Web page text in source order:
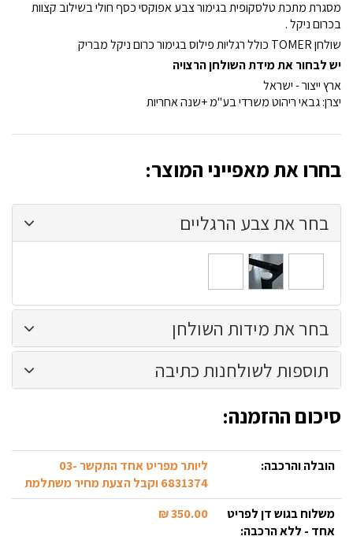
מסגרת מתכת טלסקופית בגימור צבע אפוקסי כסף חולי בשילוב קצוות
בכרום ניקל .
שולחן TOMER כולל רגליות פילוס בגימור כרום ניקל מבריק
יש לבחור את מידת השולחן הרצויה
ארץ ייצור - ישראל
יצרן: גבאי ריהוט משרדי בע"מ +שנה אחריות
בחרו את מאפייני המוצר:
בחר את צבע הרגליים
אלומיניום
שחור
בתוספת
ש''ח
ש''ח
בחר את מידות השולחן
תוספות לשולחנות כתיבה
סיכום ההזמנה:
הובלה והרכבה:
ליותר מפריט אחד התקשר 03-
6831374 וקבל הצעת מחיר משתלמת
משלוח בגוש דן לפריט
אחד - ללא הרכבה:
350.00 ₪